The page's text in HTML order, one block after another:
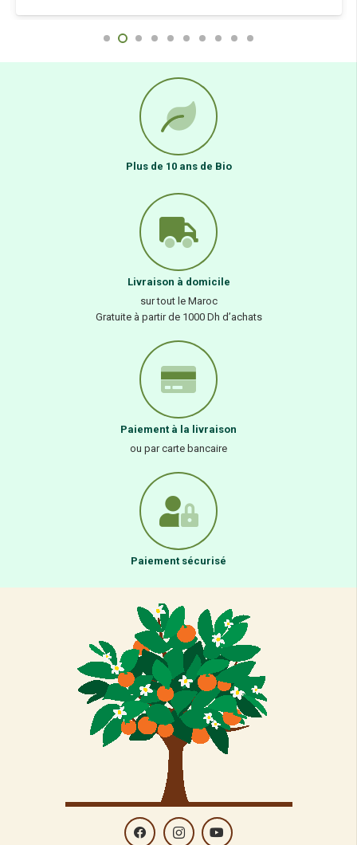
Plus de 10 ans de Bio
Livraison à domicile
sur tout le Maroc
Gratuite à partir de 1000 Dh d’achats
Paiement à la livraison
ou par carte bancaire
Paiement sécurisé